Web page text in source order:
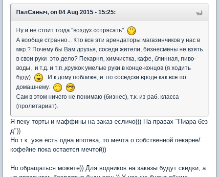
ПалСаныч, on 04 Aug 2015 - 15:25:
Ну и не стоит тогда "воздух сотрясать".
А вообще странно... Кто все эти арендаторы магазинчиков у нас в
мкр.? Почему бы Вам друзья, соседи жители, бизнесмены не взять
в свои руки это дело? Пекарня, химчистка, кафе, блинная, пиво-
воды, и т.д. и т.п.,кружок умелые руки в конце-концов (я ходить
буду)
. И к дому поближе, и по соседски вроде как все по
домашнему.
Cам в этом ничего не понимаю (бизнес), т.к. из раб. класса
(пролетариат).
Я пеку торты и маффины на заказ есличо))) На правах "Пиара без
д"))
Но т.к. уже есть одна ипотека, то мечта о собственной пекарне/
кофейне пока остается мечтой))
Но обращаться можете)) Для водников на заказы будут скидки, а